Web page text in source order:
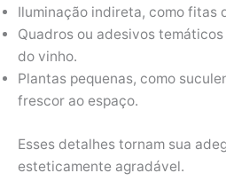
Iluminação indireta, como fitas
Quadros ou adesivos
do vinho.
Plantas pequenas, como
frescor ao espaço.
Esses detalhes tornam sua
esteticamente agradável.